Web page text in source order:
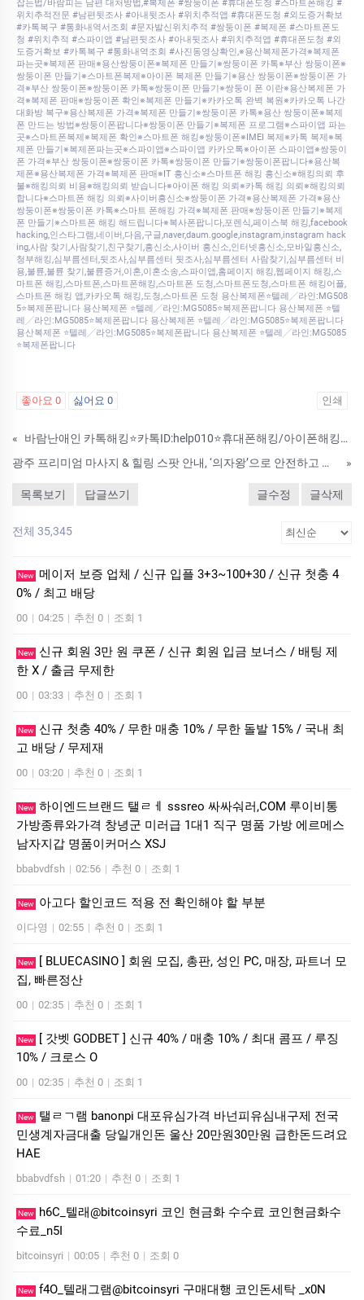
잡는법/바람피는 남편 대처방법,#복제폰 #쌍둥이폰 #휴대폰도청 #스마트폰해킹 #
위치추적전문 #남편뒷조사 #아내뒷조사 #위치추적앱 #휴대폰도청 #외도증거확보
#카톡복구 #통화내역서조회 #문자발신위치추적 #쌍둥이폰 #복제폰 #스마트폰도
청 #위치추적 #스파이앱 #남편뒷조사 #아내뒷조사 #위치추적앱 #휴대폰도청 #외
도증거확보 #카톡복구 #통화내역조회 #사진동영상확인,※용산복제폰가격※복제폰
파는곳※복제폰 판매※용산쌍둥이폰※복제폰 만들기※쌍둥이폰 카톡※부산 쌍둥이폰※
쌍둥이폰 만들기※스마트폰복제※아이폰 복제폰 만들기※용산 쌍둥이폰※쌍둥이폰 가
격※부산 쌍둥이폰※쌍둥이폰 카톡※쌍둥이폰 만들기※쌍둥이 폰 이란※용산복제폰 가
격※복제폰 판매※쌍둥이폰 확인※복제폰 만들기※카카오톡 완벽 복원※카카오톡 나간
대화방 복구※용산복제폰 가격※복제폰 만들기※쌍둥이폰 카톡※용산 쌍둥이폰※복제
폰 만드는 방법※쌍둥이폰팝니다※쌍둥이폰 만들기※복제폰 프로그램※스파이앱 파는
곳※스마트폰복제※복제폰 확인※스마트폰 해킹※쌍둥이폰※IMEI 복제※카톡 복제※복
제폰 만들기※복제폰파는곳※스파이앱※스파이앱 카카오톡※아이폰 스파이앱※쌍둥이
폰 가격※부산 쌍둥이폰※쌍둥이폰 카톡※쌍둥이폰 만들기※쌍둥이폰팝니다※용산복
제폰※용산복제폰 가격※복제폰 판매※IT 흥신소※스마트폰 해킹 흥신소※해킹의뢰 후
불※해킹의뢰 비용※해킹의뢰 받습니다※아이폰 해킹 의뢰※카톡 해킹 의뢰※해킹의뢰
합니다※스마트폰 해킹 의뢰※사이버흥신소※쌍둥이폰 가격※용산복제폰 가격※용산
쌍둥이폰※쌍둥이폰 카톡※스마트 폰해킹 가격※복제폰 판매※쌍둥이폰 만들기※복제
폰 만들기※스마트폰 해킹 해드립니다※복사폰팝니다,포렌식,페이스북 해킹,facebook
hacking,인스타그램,네이버,다음,구글,naver,daum.google,instagram,instagram hack
ing,사람 찾기,사람찾기,친구찾기,흥신소,사이버 흥신소,인터넷흥신소,모바일흥신소,
청부해킹,심부름센터,뒷조사,심부름센터 뒷조사,심부름센터 사람찾기,심부름센터 비
용,불륜,불륜 찾기,불륜증거,이혼,이혼소송,스파이앱,홈페이지 해킹,웹페이지 해킹,스
마트폰 해킹,스마트폰,스마트폰해킹,스마트폰 도청,스마트폰도청,스마트폰 해킹어플,
스마트폰 해킹 앱,카카오톡 해킹,도청,스마트폰 도청 용산복제폰⭐텔레╱라인:MG508
5⭐복제폰팝니다 용산복제폰 ⭐텔레╱라인:MG5085⭐복제폰팝니다 용산복제폰 ⭐텔
레╱라인:MG5085⭐복제폰팝니다 용산복제폰 ⭐텔레╱라인:MG5085⭐복제폰팝니다
용산복제폰 ⭐텔레╱라인:MG5085⭐복제폰팝니다 용산복제폰 ⭐텔레╱라인:MG5085
⭐복제폰팝니다
좋아요 0 싫어요 0 인쇄
«
바람난애인 카톡해킹⭐카톡ID:help010⭐휴대폰해킹/아이폰해킹/인스타해킹/인스타해킹하는법
광주 프리미엄 마사지 & 힐링 스팟 안내, ‘의자왕’으로 안전하고 편안한 선택
»
목록보기 답글쓰기 글수정 글삭제
전체 35,345
New 메이저 보증 업체 / 신규 입플 3+3~100+30 / 신규 첫충 4
0% / 최고 배당
00 | 04:25 | 추천 0 | 조회 1
New
신규 회원 3만 원 쿠폰 / 신규 회원 입금 보너스 / 배팅 제
한 X / 출금 무제한
00 | 03:33 | 추천 0 | 조회 1
New
신규 첫충 40% / 무한 매충 10% / 무한 돌발 15% / 국내 최
고 배당 / 무제재
00 | 03:20 | 추천 0 | 조회 1
New 하이엔드브랜드 탤ㄹㅔ sssreo 싸싸숴러,COM 루이비통
가방종류와가격 창녕군 미러급 1대1 직구 명품 가방 에르메스
남자지갑 명품이커머스 XSJ
bbabvdfsh | 02:56 | 추천 0 | 조회 1
New 아고다 할인코드 적용 전 확인해야 할 부분
이다영 | 02:55 | 추천 0 | 조회 1
New
[ BLUECASINO ] 회원 모집, 총판, 성인 PC, 매장, 파트너 모
집, 빠른정산
00 | 02:35 | 추천 0 | 조회 1
New
[ 갓벳 GODBET ] 신규 40% / 매충 10% / 최대 콤프 / 루징
10% / 크로스 O
00 | 02:35 | 추천 0 | 조회 1
New
탤ㄹㄱ램 banonpi 대포유심가격 바넌피유심내구제 전국
민생계자금대출 당일개인돈 울산 20만원30만원 급한돈드려요
HAE
bbabvdfsh | 01:20 | 추천 0 | 조회 1
New
h6C_텔래@bitcoinsyri 코인 현금화 수수료 코인현금화수
수료_n5I
bitcoinsyri | 00:05 | 추천 0 | 조회 0
New f4O_텔래그램@bitcoinsyri 구매대행 코인돈세탁 _x0N